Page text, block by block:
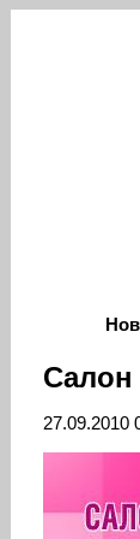
Салон
27.09.2010